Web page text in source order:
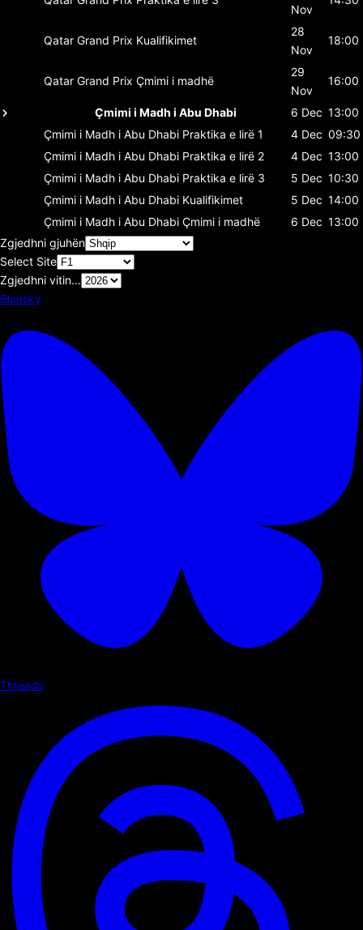
Nov
Qatar Grand Prix Kualifikimet
28
Nov
18:00
Qatar Grand Prix Çmimi i madhë
29
Nov
16:00
Çmimi i Madh i Abu Dhabi 6 Dec 13:00
Çmimi i Madh i Abu Dhabi Praktika e lirë 1 4 Dec 09:30
Çmimi i Madh i Abu Dhabi Praktika e lirë 2 4 Dec 13:00
Çmimi i Madh i Abu Dhabi Praktika e lirë 3 5 Dec 10:30
Çmimi i Madh i Abu Dhabi Kualifikimet 5 Dec 14:00
Çmimi i Madh i Abu Dhabi Çmimi i madhë 6 Dec 13:00
Zgjedhni gjuhën
Select Site
Zgjedhni vitin...
Bluesky
Threads